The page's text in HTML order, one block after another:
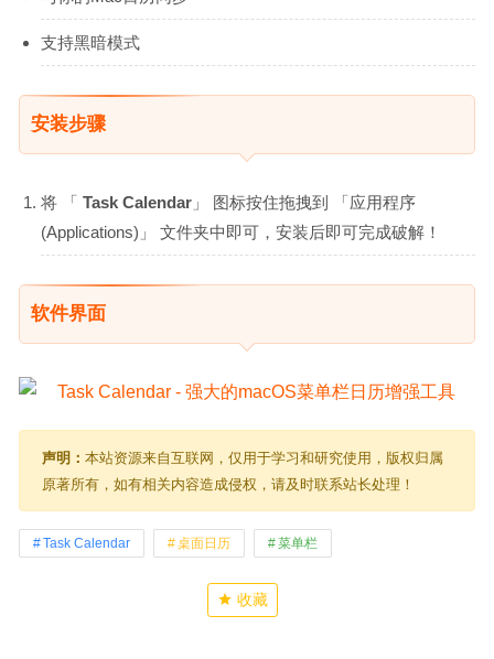
支持黑暗模式
安装步骤
将 「 Task Calendar 」 图标按住拖拽到 「应用程序
(Applications)」 文件夹中即可，安装后即可完成破解！
软件界面
声明： 本站资源来自互联网，仅用于学习和研究使用，版权归属
原著所有，如有相关内容造成侵权，请及时联系站长处理！
Task Calendar 桌面日历 菜单栏
收藏